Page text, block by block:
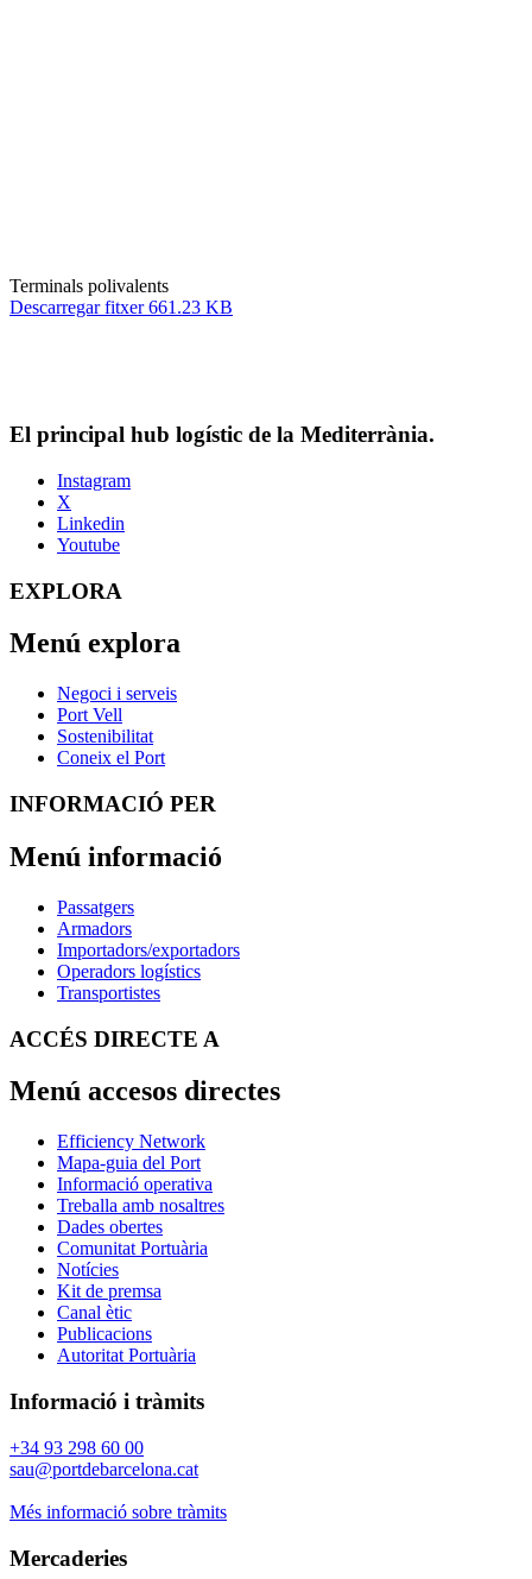
Terminals polivalents
Descarregar fitxer 661.23 KB
El principal hub logístic de la Mediterrània.
Instagram
X
Linkedin
Youtube
EXPLORA
Menú explora
Negoci i serveis
Port Vell
Sostenibilitat
Coneix el Port
INFORMACIÓ PER
Menú informació
Passatgers
Armadors
Importadors/exportadors
Operadors logístics
Transportistes
ACCÉS DIRECTE A
Menú accesos directes
Efficiency Network
Mapa-guia del Port
Informació operativa
Treballa amb nosaltres
Dades obertes
Comunitat Portuària
Notícies
Kit de premsa
Canal ètic
Publicacions
Autoritat Portuària
Informació i tràmits
+34 93 298 60 00
sau@portdebarcelona.cat
Més informació sobre tràmits
Mercaderies